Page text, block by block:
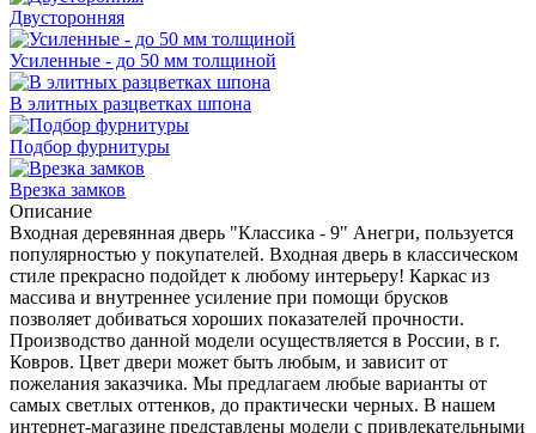
Двусторонняя
Усиленные - до 50 мм толщиной
В элитных разцветках шпона
Подбор фурнитуры
Врезка замков
Описание
Входная деревянная дверь "Классика - 9" Анегри, пользуется
популярностью у покупателей. Входная дверь в классическом
стиле прекрасно подойдет к любому интерьеру! Каркас из
массива и внутреннее усиление при помощи брусков
позволяет добиваться хороших показателей прочности.
Производство данной модели осуществляется в России, в г.
Ковров. Цвет двери может быть любым, и зависит от
пожелания заказчика. Мы предлагаем любые варианты от
самых светлых оттенков, до практически черных. В нашем
интернет-магазине представлены модели с привлекательными